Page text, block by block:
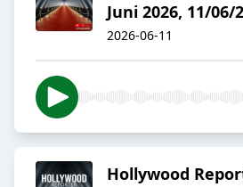
Juni 2026, 11/06/
2026-06-11
Hollywood